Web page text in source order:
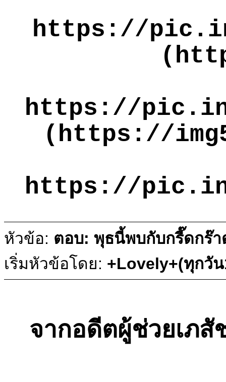
https://pic.in.th/
https://pic.in.th/
(https://
https://pic.in.th/
หัวข้อ: ตอบ: พุธนี้พบกับกรี๊ดกร๊า
เริ่มหัวข้อโดย: +Lovely+(ทุกวั
จากอดีตผู้ช่วยเภ